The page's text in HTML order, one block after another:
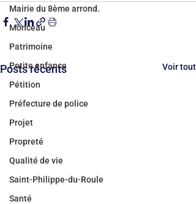
Mairie du 8ème arrond.
Monceau
Patrimoine
Petite enfance
Pétition
Préfecture de police
Projet
Propreté
Qualité de vie
Saint-Philippe-du-Roule
Santé
Posts récents Voir tout